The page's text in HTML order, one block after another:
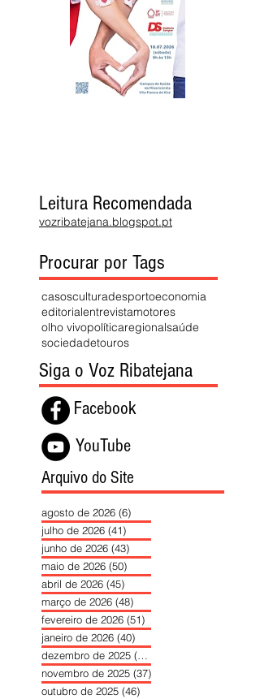
Leitura Recomendada
vozribatejana.blogspot.pt
Procurar por Tags
casosculturadesportoeconomia
editorialentrevistamotores
olho vivopolíticaregionalsaúde
sociedadetouros
Siga o Voz Ribatejana
Facebook
YouTube
Arquivo do Site
agosto de 2026 (6)
julho de 2026 (41)
junho de 2026 (43)
maio de 2026 (50)
abril de 2026 (45)
março de 2026 (48)
fevereiro de 2026 (51)
janeiro de 2026 (40)
dezembro de 2025 (39)
novembro de 2025 (37)
outubro de 2025 (46)